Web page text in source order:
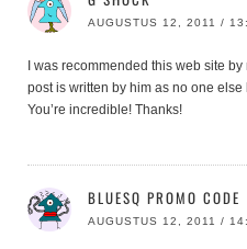
AUGUSTUS 12, 2011 /
I was recommended this web site
post is written by him as no one
You’re incredible! Thanks!
BLUESQ PROMO CODE
AUGUSTUS 12, 2011 /